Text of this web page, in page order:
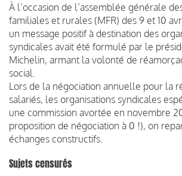
À l’occasion de l’assemblée générale
familiales et rurales (MFR) des 9 et 10
un message positif à destination des
syndicales avait été formulé par le
Michelin, armant la volonté de
social.
Lors de la négociation annuelle pour la
salariés, les organisations syndicales
une commission avortée en novembre
proposition de négociation à 0 !), on
échanges constructifs.
Sujets censurés